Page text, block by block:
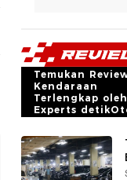
Temukan
Kendaraan
Terlengkap oleh
Experts